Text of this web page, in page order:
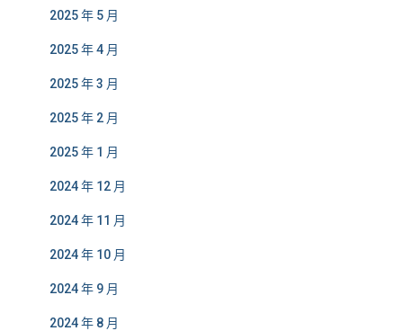
2025 年 5 月
2025 年 4 月
2025 年 3 月
2025 年 2 月
2025 年 1 月
2024 年 12 月
2024 年 11 月
2024 年 10 月
2024 年 9 月
2024 年 8 月